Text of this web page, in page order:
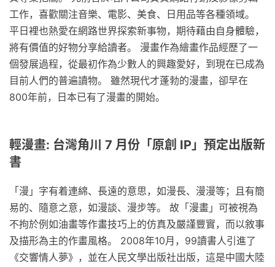
工作，喜歡關注音樂、電影、美食、日用品等各種領域。
平日裡也熱愛在網路世界探索新事物，期待藉由自身體驗，
將有價值的好物分享給讀者。 漫畫作為繪畫作品經歷了一
個發展過程，從最初作為少數人的興趣愛好，到現在已成為
目前人們的普遍讀物。 雖然現代才蓬勃的漫畫，卻早在
800年前，日本已有了漫畫的開始。
輕漫畫: 台灣角川 7 月份「原創 IP」預定出版新
書
「漫」字有着連綿、長遠的意思，如漫長、漫漫等；且有簡
易的、隨意之意，如漫談、漫步等。 故「漫畫」可被視為
不拘於例如油畫等作畫技巧上的仿真及嚴謹豐實，而以敘事
及描形為主的作畫風格。 2008年10月，99讀書人引進了
《交響情人夢》，並在人民文學出版社出版，這是中國大陸